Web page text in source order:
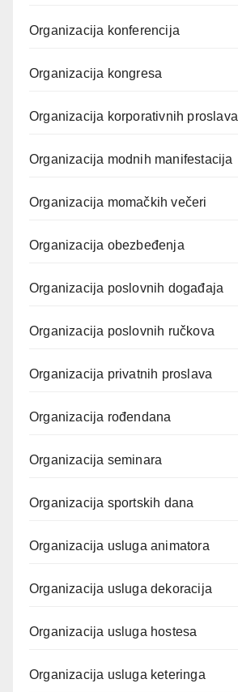
Organizacija konferencija
Organizacija kongresa
Organizacija korporativnih proslava
Organizacija modnih manifestacija
Organizacija momačkih večeri
Organizacija obezbeđenja
Organizacija poslovnih događaja
Organizacija poslovnih ručkova
Organizacija privatnih proslava
Organizacija rođendana
Organizacija seminara
Organizacija sportskih dana
Organizacija usluga animatora
Organizacija usluga dekoracija
Organizacija usluga hostesa
Organizacija usluga keteringa